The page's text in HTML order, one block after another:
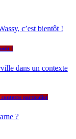
!
particulier